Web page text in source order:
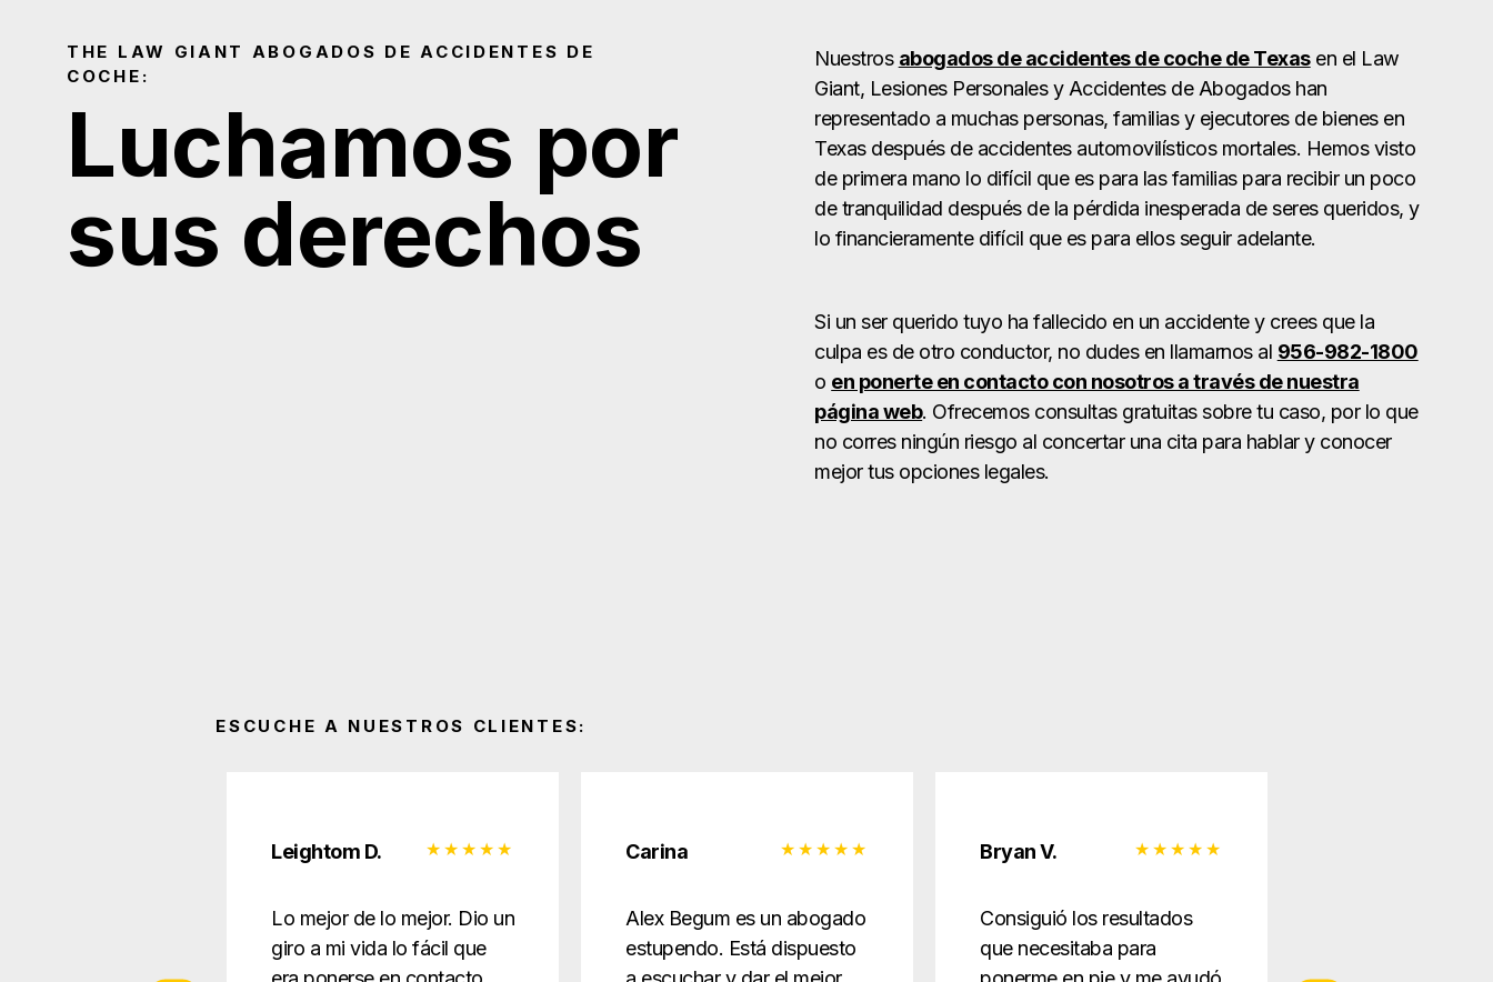
THE LAW GIANT ABOGADOS DE ACCIDENTES DE
COCHE:
Luchamos por
sus derechos
Nuestros abogados de accidentes de coche de Texasen el Law
Giant, Lesiones Personales y Accidentes de Abogados han
representado a muchas personas, familias y ejecutores de bienes en
Texas después de accidentes automovilísticos mortales. Hemos visto
de primera mano lo difícil que es para las familias para recibir un poco
de tranquilidad después de la pérdida inesperada de seres queridos, y
lo financieramente difícil que es para ellos seguir adelante.
Si un ser querido tuyo ha fallecido en un accidente y crees que la
culpa es de otro conductor, no dudes en llamarnos al 956-982-1800
o en ponerte en contacto con nosotros a través de nuestra
página web. Ofrecemos consultas gratuitas sobre tu caso, por lo que
no corres ningún riesgo al concertar una cita para hablar y conocer
mejor tus opciones legales.
ESCUCHE A NUESTROS CLIENTES:
Leightom D.
Lo mejor de lo mejor. Dio un
giro a mi vida lo fácil que
Carina
Alex Begum es un abogado
estupendo. Está dispuesto
Bryan V.
Consiguió los resultados
que necesitaba para